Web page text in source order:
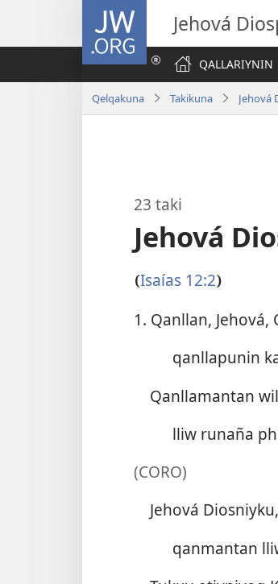
JW.ORG
Jehová
QALLARIYNIN
Qelqakuna Takikuna Jehová
23 taki
Jehová
(Isaías 12:2)
1. Qanllan,
qanllapunin
Qanllamantan
lliw runaña
(CORO)
Jehová
qanmantan